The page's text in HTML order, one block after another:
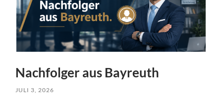
Nachfolger aus Bayreuth
JULI 3, 2026